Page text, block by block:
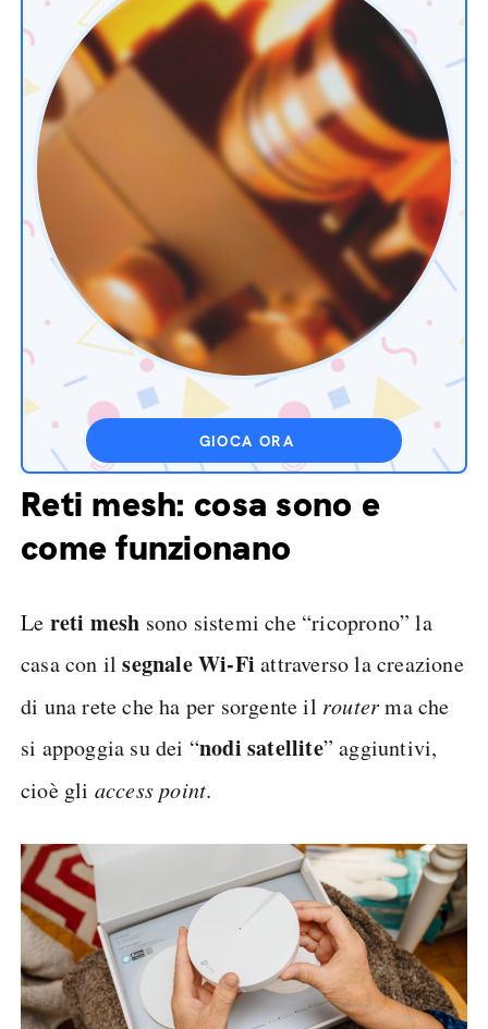
GIOCA ORA
Reti mesh: cosa sono e
come funzionano
Le reti mesh sono sistemi che “ricoprono” la
casa con ilsegnale Wi-Fi attraverso la creazione
di una rete che ha per sorgente il routerma che
si appoggia su dei “nodi satellite” aggiuntivi,
cioè gli access point.